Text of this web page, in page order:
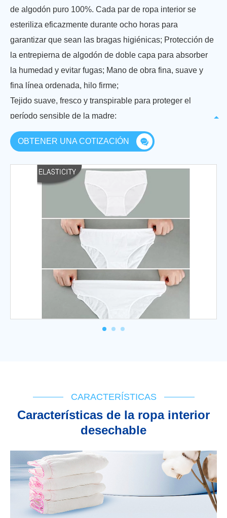
de algodón puro 100%. Cada par de ropa interior se
esteriliza eficazmente durante ocho horas para
garantizar que sean las bragas higiénicas; Protección de
la entrepierna de algodón de doble capa para absorber
la humedad y evitar fugas; Mano de obra fina, suave y
fina línea ordenada, hilo firme;
Tejido suave, fresco y transpirable para proteger el
período sensible de la madre;
Embalaje independiente, ligero y portátil para la Vida
Limpia, buen compañero.
OBTENER UNA COTIZACIÓN
CARACTERÍSTICAS
Características de la ropa interior
desechable